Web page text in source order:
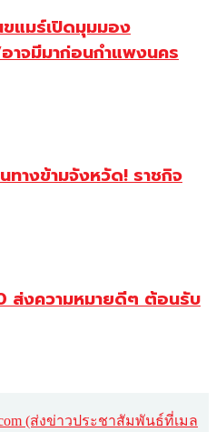
แมร์เปิดมุมมอง
าจมีมาก่อนกำแพงนคร
ทางข้ามจังหวัด! ราชกิจ
ส่งความหมายดีๆ ต้อนรับ
(ส่งข่าวประชาสัมพันธ์ที่เมล